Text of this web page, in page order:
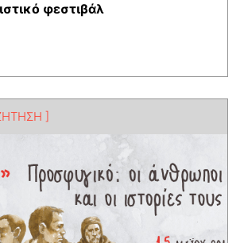
φεστιβάλ
]